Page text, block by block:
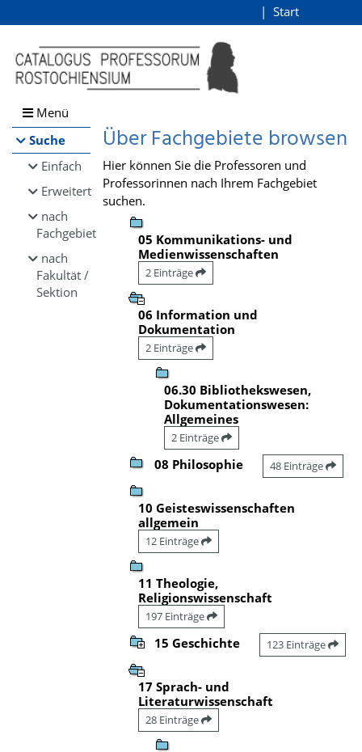
Browsen
direkt zum Inhalt
Start
Menü
Suche
Einfach
Erweitert
nach
Fachgebiet
nach
Fakultät /
Sektion
Über Fachgebiete browsen
Hier können Sie die Professoren und
Professorinnen nach Ihrem Fachgebiet
suchen.
05 Kommunikations- und
Medienwissenschaften
2 Einträge
06 Information und
Dokumentation
2 Einträge
06.30 Bibliothekswesen,
Dokumentationswesen:
Allgemeines
2 Einträge
08 Philosophie 48 Einträge
10 Geisteswissenschaften
allgemein
12 Einträge
11 Theologie,
Religionswissenschaft
197 Einträge
15 Geschichte 123 Einträge
17 Sprach- und
Literaturwissenschaft
28 Einträge